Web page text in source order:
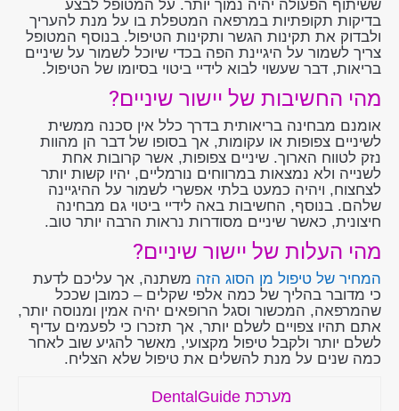
ששיתוף הפעולה יהיה נמוך יותר. על המטופל לבצע
בדיקות תקופתיות במרפאה המטפלת בו על מנת להעריך
ולבדוק את תקינות הגשר ותקינות הטיפול. בנוסף המטופל
צריך לשמור על היגיינת הפה בכדי שיוכל לשמור על שיניים
בריאות, דבר שעשוי לבוא לידיי ביטוי בסיומו של הטיפול.
מהי החשיבות של יישור שיניים?
אומנם מבחינה בריאותית בדרך כלל אין סכנה ממשית
לשיניים צפופות או עקומות, אך בסופו של דבר הן מהוות
נזק לטווח הארוך. שיניים צפופות, אשר קרובות אחת
לשנייה ולא נמצאות במרווחים נורמליים, יהיו קשות יותר
לצחצוח, ויהיה כמעט בלתי אפשרי לשמור על ההיגיינה
שלהם. בנוסף, החשיבות באה לידיי ביטוי גם מבחינה
חיצונית, כאשר שיניים מסודרות נראות הרבה יותר טוב.
מהי העלות של יישור שיניים?
המחיר של טיפול מן הסוג הזה משתנה, אך עליכם לדעת
כי מדובר בהליך של כמה אלפי שקלים – כמובן שככל
שהמרפאה, המכשור וסגל הרופאים יהיה אמין ומנוסה יותר,
אתם תהיו צפויים לשלם יותר, אך תזכרו כי לפעמים עדיף
לשלם יותר ולקבל טיפול מקצועי, מאשר להגיע שוב לאחר
כמה שנים על מנת להשלים את טיפול שלא הצליח.
מערכת DentalGuide